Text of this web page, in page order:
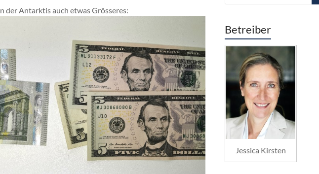
der Antarktis auch etwas Grösseres:
Betreiber
Jessica Kirsten